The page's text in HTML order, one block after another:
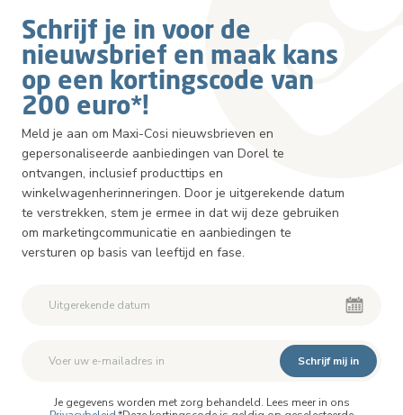
Schrijf je in voor de
nieuwsbrief en maak kans
op een kortingscode van
200 euro*!
Meld je aan om Maxi-Cosi nieuwsbrieven en
gepersonaliseerde aanbiedingen van Dorel te
ontvangen, inclusief producttips en
winkelwagenherinneringen. Door je uitgerekende datum
te verstrekken, stem je ermee in dat wij deze gebruiken
om marketingcommunicatie en aanbiedingen te
versturen op basis van leeftijd en fase.
Schrijf mij in
Je gegevens worden met zorg behandeld. Lees meer in ons